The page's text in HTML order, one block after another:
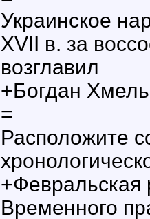
Украинское
XVII в. за
возглавил
+Богдан
=
Расположите
+Февральская
Временного